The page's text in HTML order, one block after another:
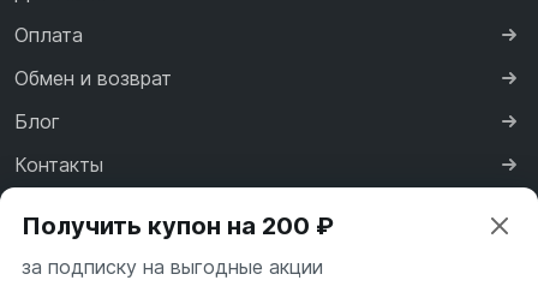
Оплата
Обмен и возврат
Блог
Контакты
Получить купон на 200 ₽
за подписку на выгодные акции